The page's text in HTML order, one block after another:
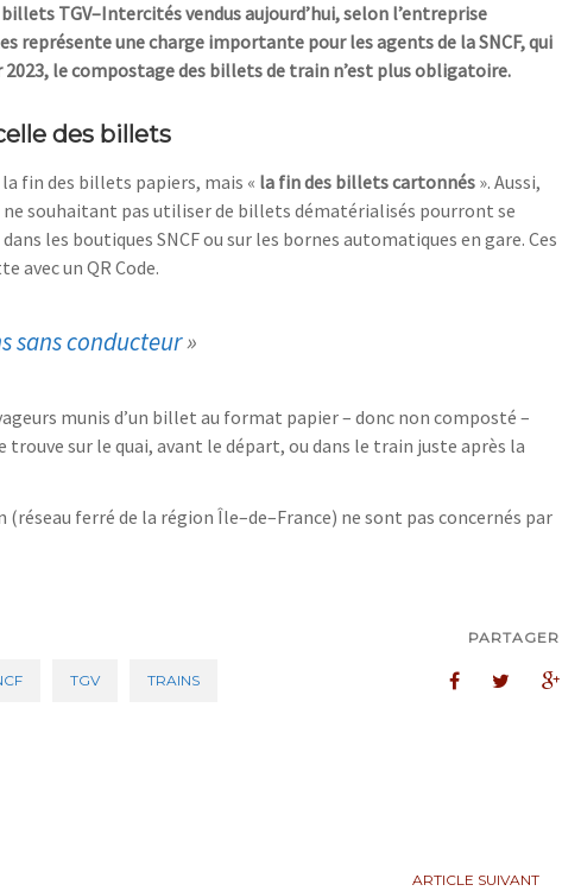
TGV–Intercités vendus aujourd’hui, selon l’entreprise
représente une charge importante pourles agents de la SNCF, qui
2023, le compostage des billets de train n’est plus obligatoire.
des billets
la fin des billets papiers, mais « la fin des billets cartonnés ». Aussi,
ne souhaitant pas utiliser de billets dématérialisés pourront se
dans les boutiques SNCFou sur les bornes automatiques en gare. Ces
avec un QR Code.
sans conducteur»
munis d’un billet au format papier– donc non composté –
trouve sur le quai, avant le départ, ou dans le train juste après la
(réseau ferré de la région Île–de–France) ne sont pas concernés par
TGV TRAINS
PARTAGER
ARTICLE SUIVANT